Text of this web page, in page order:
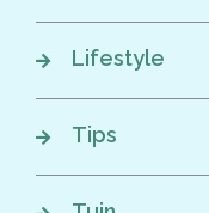
Lifestyle
Tips